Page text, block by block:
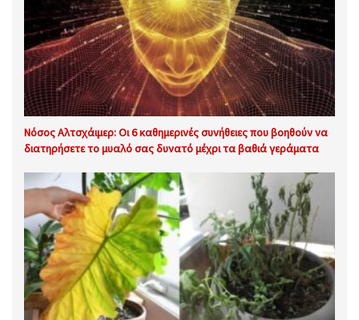
Νόσος Αλτσχάιμερ: Οι 6 καθημερινές συνήθειες που βοηθούν να
διατηρήσετε το μυαλό σας δυνατό μέχρι τα βαθιά γεράματα